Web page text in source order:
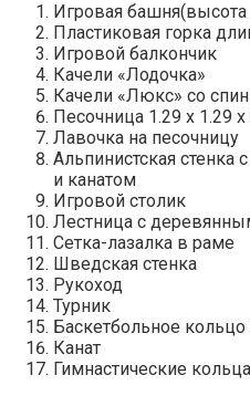
Игровая
Пластиковая горка
Игровой балкончик
Качели «Лодочка»
Качели «Люкс» со
Песочница 1.29 х 1.29
Лавочка на песочницу
Альпинистская
и канатом
Игровой столик
Лестница с
Сетка-лазалка в раме
Шведская стенка
Рукоход
Турник
Баскетбольное
Канат
Гимнастические кольца